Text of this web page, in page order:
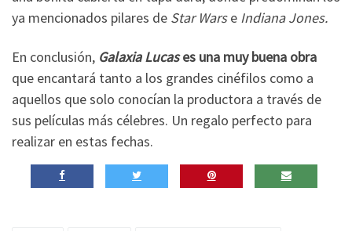
ya mencionados pilares de Star Warse Indiana Jones.
En conclusión, Galaxia Lucases una muy buena obra
que encantará tanto a los grandes cinéfilos como a
aquellos que solo conocían la productora a través de
sus películas más célebres. Un regalo perfecto para
realizar en estas fechas.